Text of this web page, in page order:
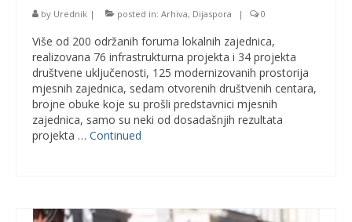
by Urednik | posted in: Arhiva, Dijaspora | 0
Više od 200 održanih foruma lokalnih zajednica,
realizovana 76 infrastrukturna projekta i 34 projekta
društvene uključenosti, 125 modernizovanih prostorija
mjesnih zajednica, sedam otvorenih društvenih centara,
brojne obuke koje su prošli predstavnici mjesnih
zajednica, samo su neki od dosadašnjih rezultata
projekta … Continued